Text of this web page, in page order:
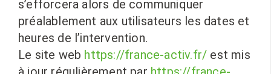
s’efforcera alors de communiquer
préalablement aux utilisateurs les dates et
heures de l’intervention.
Le site web https://france-activ.fr/ est mis